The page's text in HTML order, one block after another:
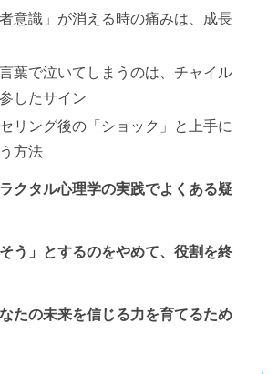
者意識」が消える時の痛みは、成長
葉で泣いてしまうのは、チャイル
したサイン
リング後の「ショック」と上手に
方法
ラクタル心理学の実践でよくある疑
う」とするのをやめて、役割を終
たの未来を信じる力を育てるため